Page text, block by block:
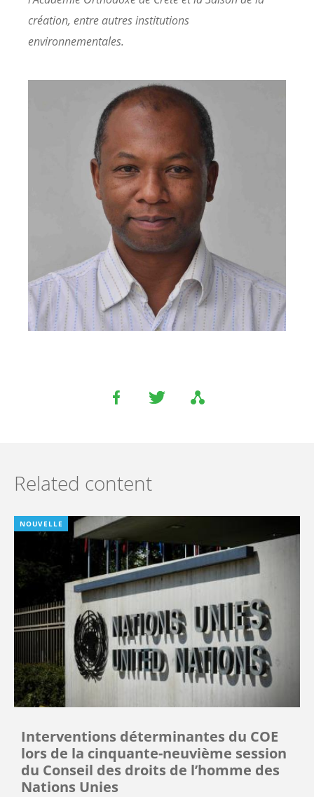
création, entre autres institutions
environnementales.
Related content
NOUVELLE
Interventions déterminantes du COE
lors de la cinquante-neuvième session
du Conseil des droits de l’homme des
Nations Unies